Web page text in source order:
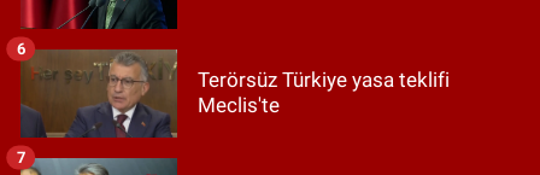
Terörsüz Türkiye yasa teklifi
Meclis'te
6
7